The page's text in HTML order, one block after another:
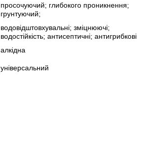
просочуючий; глибокого проникнення;
грунтуючий;
водовідштовхувальні; зміцнюючі;
водостійкість; антисептичні; антигрибкові
алкідна
універсальний